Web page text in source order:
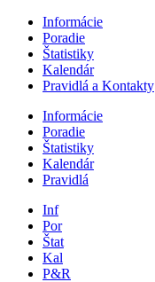
Informácie
Poradie
Štatistiky
Kalendár
Pravidlá a Kontakty
Informácie
Poradie
Štatistiky
Kalendár
Pravidlá
Inf
Por
Štat
Kal
P&R